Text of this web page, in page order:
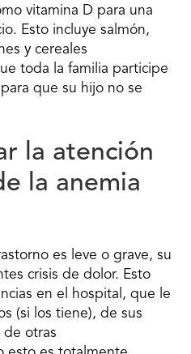
vitamina D para una
Esto incluye salmón,
y cereales
toda la familia participe
que su hijo no se
la atención
la anemia
es leve o grave, su
crisis de dolor. Esto
en el hospital, que le
(si los tiene), de sus
de otras